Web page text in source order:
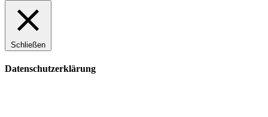
Schließen
Datenschutzerklärung